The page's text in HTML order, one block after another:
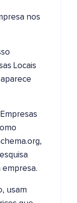
nos
Locais
usam